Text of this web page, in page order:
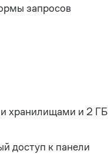
запросов
хранилищами и 2 ГБ
доступ к панели